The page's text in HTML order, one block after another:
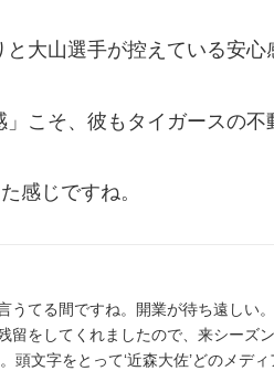
大山選手が控えている安心
こそ、彼もタイガースの不
感じですね。
うてる間ですね。開業が待ち遠しい
留をしてくれましたので、来シーズン
頭文字をとって‘近森大佐’どのメディ